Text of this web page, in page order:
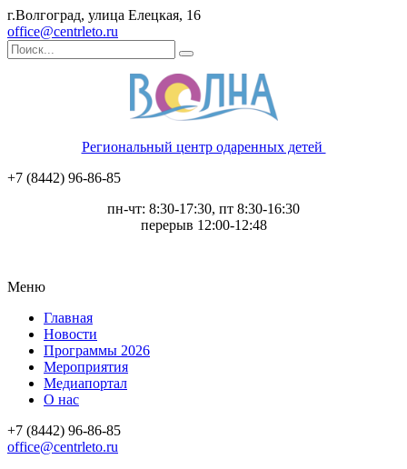
г.Волгоград, улица Елецкая, 16
office@centrleto.ru
Региональный центр одаренных детей
+7 (8442) 96-86-85
пн-чт: 8:30-17:30, пт 8:30-16:30
перерыв 12:00-12:48
Меню
Главная
Новости
Программы 2026
Мероприятия
Медиапортал
О нас
+7 (8442) 96-86-85
office@centrleto.ru